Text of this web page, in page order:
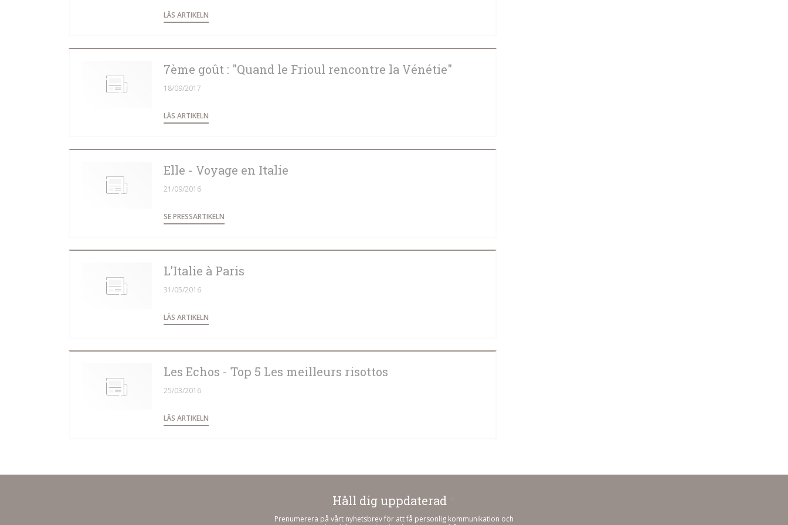
LÄS ARTIKELN
7ème goût : "Quand le Frioul rencontre la Vénétie"
18/09/2017
LÄS ARTIKELN
Elle - Voyage en Italie
21/09/2016
SE PRESSARTIKELN
L'Italie à Paris
31/05/2016
LÄS ARTIKELN
Les Echos - Top 5 Les meilleurs risottos
25/03/2016
LÄS ARTIKELN
Håll dig uppdaterad
Prenumerera på vårt nyhetsbrev för att få personlig kommunikation och